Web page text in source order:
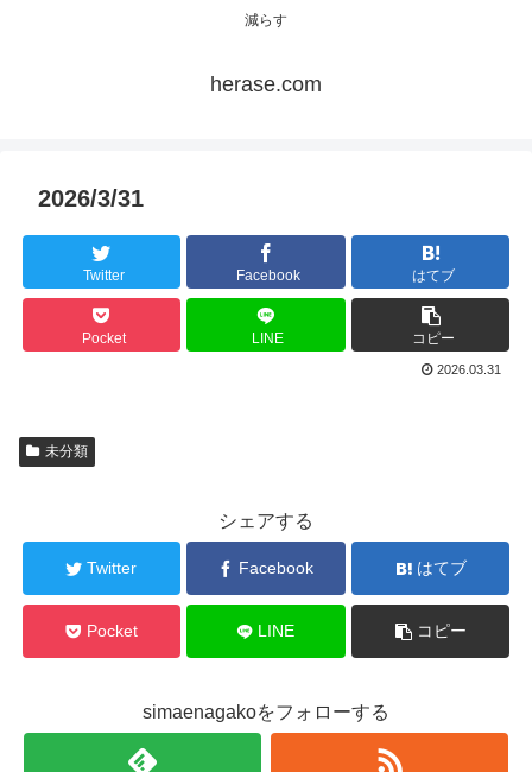
減らす
herase.com
2026/3/31
Twitter Facebook はてブ
Pocket LINE コピー
2026.03.31
未分類
シェアする
Twitter Facebook はてブ
Pocket LINE コピー
simaenagakoをフォローする